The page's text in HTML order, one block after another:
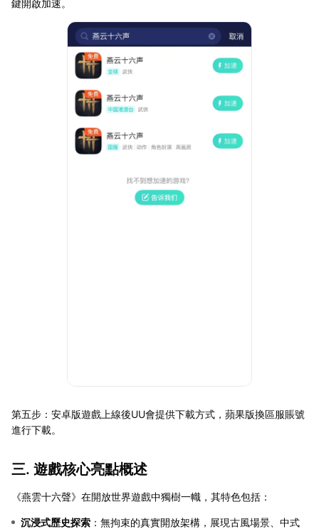
鍵開啟加速。
第五步：安卓版遊戲上線後UU會提供下載方式，蘋果版換區服賬號
進行下載。
三. 遊戲核心亮點概述
《燕雲十六聲》在開放世界遊戲中獨樹一幟，其特色包括：
沉浸式歷史探索 ：無拘束的真實開放架構，展現古風場景、中式